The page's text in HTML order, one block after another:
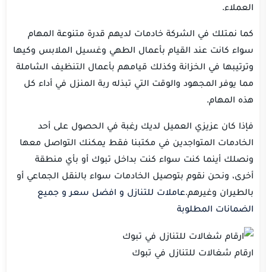
العملاء.
كما نمتلك في الشركة خادمات لديهم قدرة متنوعة المهام
سواء كانت عند القيام بأعمال الطهي وغسيل الملابس وكيها
وترتيبها في الخزانة وكذلك قيامهم بأعمال التنظيف الشاملة
مما يوفر المجهود والوقت التي تبذله ربة المنزل في أداء كل
هذه المهام.
فإذا كان عزيزي العميل لديك رغبة في الحصول على أحد
الخادمات المتواجدين في مكتبنا فقط يمكنك التواصل معها
ونصلك أينما كنت سواء كنت بداخل تبوك أو بأي منطقة
أخرى، ونحن نقوم بتوصيل الخادمات سواء بالنقل الجماعي أو
بالطيران وغيرهم.عاملات للتنازل و افضل سعر و جميع
الضمانات المطلوبة
ارقام شغالات للتنازل في تبوك